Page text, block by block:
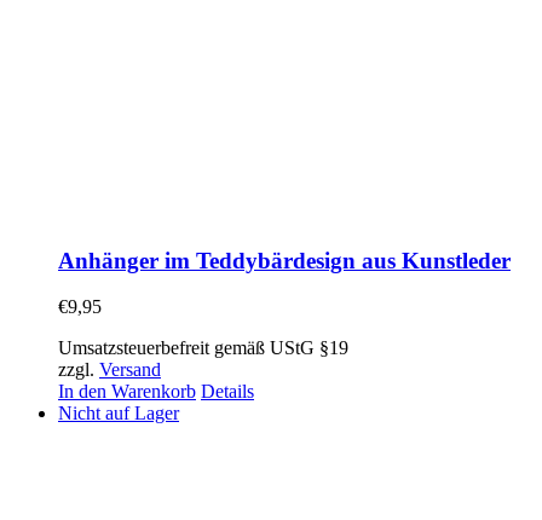
Anhänger im Teddybärdesign aus Kunstleder
€9,95
Umsatzsteuerbefreit gemäß UStG §19
zzgl. Versand
In den Warenkorb Details
Nicht auf Lager